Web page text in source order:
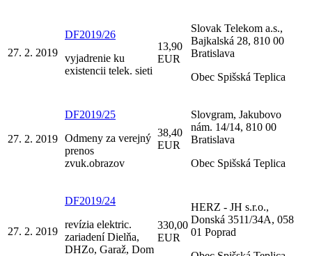
27. 2. 2019
DF2019/26
vyjadrenie ku
existencii telek. sieti
13,90
EUR
Slovak Telekom a.s.,
Bajkalská 28, 810 00
Bratislava
Obec Spišská Teplica
27. 2. 2019
DF2019/25
Odmeny za verejný
prenos
zvuk.obrazov
38,40
EUR
Slovgram, Jakubovo
nám. 14/14, 810 00
Bratislava
Obec Spišská Teplica
27. 2. 2019
DF2019/24
revízia elektric.
zariadení Dielňa,
DHZo, Garaž, Dom
330,00
EUR
HERZ - JH s.r.o.,
Donská 3511/34A, 058
01 Poprad